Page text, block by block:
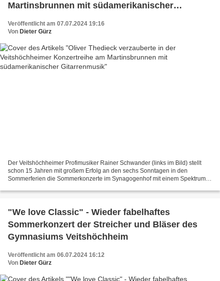
Martinsbrunnen mit südamerikanischer
Veröffentlicht am 07.07.2024 19:16
Von Dieter Gürz
Der Veitshöchheimer Profimusiker Rainer Schwander (links im Bild) stellt
schon 15 Jahren mit großem Erfolg an den sechs Sonntagen in den
Sommerferien die Sommerkonzerte im Synagogenhof mit einem Spektrum
"We love Classic" - Wieder fabelhaftes
Sommerkonzert der Streicher und Bläser des
Gymnasiums Veitshöchheim
Veröffentlicht am 06.07.2024 16:12
Von Dieter Gürz